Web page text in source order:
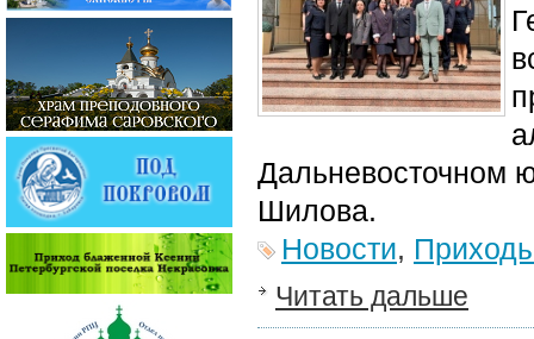
Дальневосточном
Шилова.
Новости,
Читать дальше